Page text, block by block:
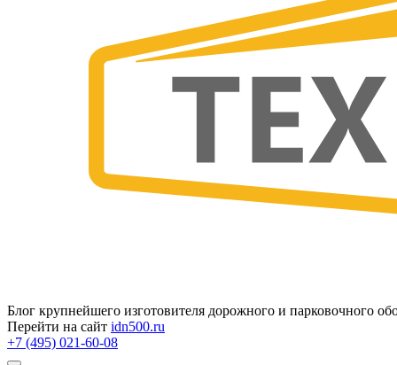
Блог крупнейшего изготовителя дорожного и парковочного
Перейти на сайт idn500.ru
+7 (495) 021-60-08